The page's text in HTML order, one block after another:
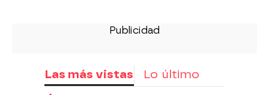
Las más vistas Lo último